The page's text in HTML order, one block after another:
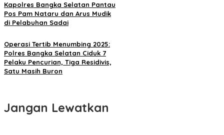
Kapolres Bangka Selatan Pantau
Pos Pam Nataru dan Arus Mudik
di Pelabuhan Sadai
Operasi Tertib Menumbing 2025:
Polres Bangka Selatan Ciduk 7
Pelaku Pencurian, Tiga Residivis,
Satu Masih Buron
Jangan Lewatkan